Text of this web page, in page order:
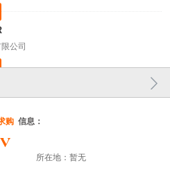
公司
购 信息：
所在地：暂无